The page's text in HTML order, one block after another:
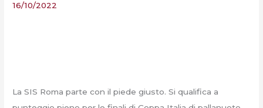
16/10/2022
La SIS Roma parte con il piede giusto. Si qualifica a